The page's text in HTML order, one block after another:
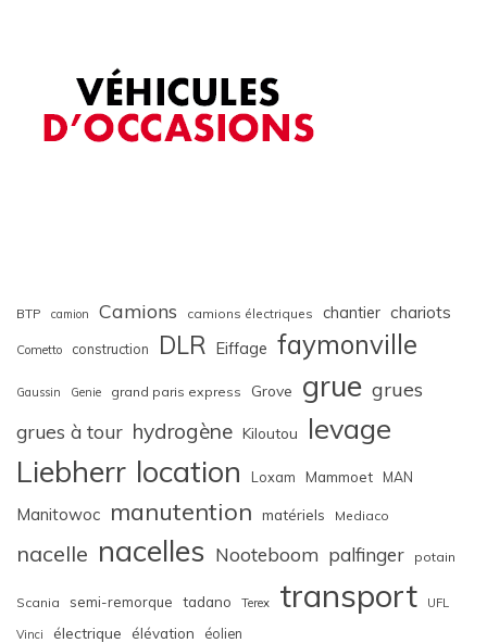
BTP camion Camions camions électriques chantier chariots
Cometto construction DLR Eiffage faymonville
Gaussin Genie grand paris express Grove grue grues
grues à tour hydrogène Kiloutou levage
Liebherr location Loxam Mammoet MAN
Manitowoc manutention matériels Mediaco
nacelle nacelles Nooteboom palfinger potain
Scania semi-remorque tadano Terex transport UFL
Vinci électrique élévation éolien